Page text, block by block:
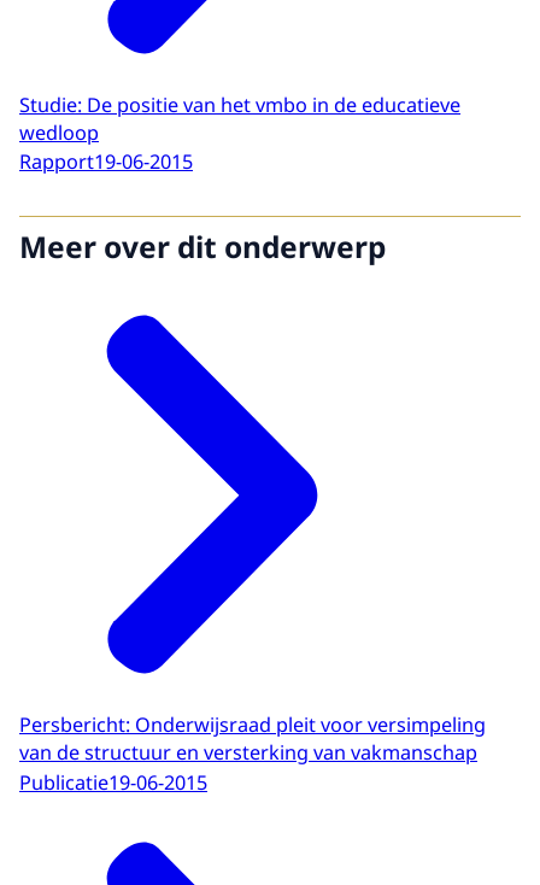
Studie: De positie van het vmbo in de educatieve
wedloop
Rapport19-06-2015
Meer over dit onderwerp
Persbericht: Onderwijsraad pleit voor versimpeling
van de structuur en versterking van vakmanschap
Publicatie19-06-2015